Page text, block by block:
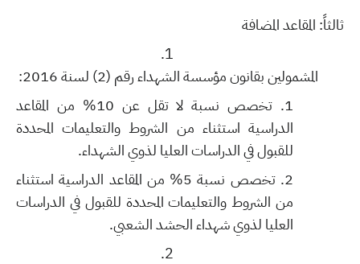
ثالثاً: المقاعد المضافة
المشمولين بقانون مؤسسة الشهداء رقم (2) لسنة 2016:
تخصص نسبة لا تقل عن 10% من المقاعد
الدراسية استثناء من الشروط والتعليمات المحددة
للقبول في الدراسات العليا لذوي الشهداء.
تخصص نسبة 5% من المقاعد الدراسية استثناء
من الشروط والتعليمات المحددة للقبول في الدراسات
العليا لذوي شهداء الحشد الشعبي.